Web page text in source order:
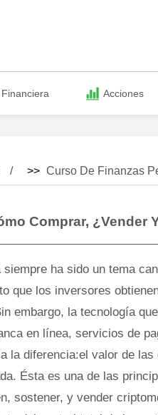
Acciones
>> Curso De Finanzas
Comprar, ¿Vender
siempre ha sido un tema
que los inversores
embargo, la tecnología
en línea, servicios de
la diferencia:el valor de
Ésta es una de las
sostener, y vender